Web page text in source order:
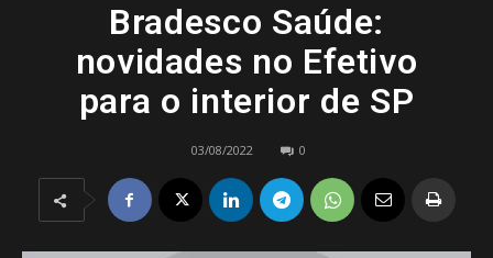
Bradesco Saúde:
novidades no Efetivo
para o interior de SP
03/08/2022 0